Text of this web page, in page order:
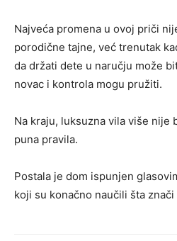
Najveća promena u ovoj priči
porodične tajne, već trenutak
da držati dete u naručju može
novac i kontrola mogu pružiti.
Na kraju, luksuzna vila više nije
puna pravila.
Postala je dom ispunjen
koji su konačno naučili šta